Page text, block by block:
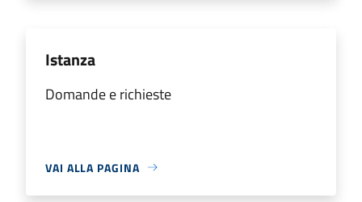
Istanza
Domande e richieste
VAI ALLA PAGINA